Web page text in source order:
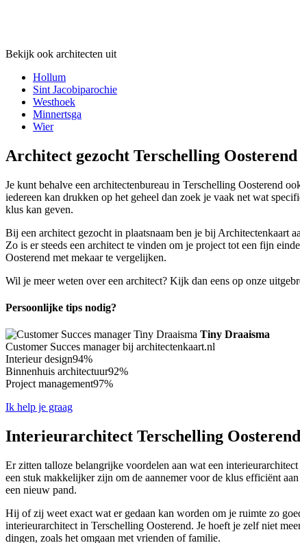
Bekijk ook architecten uit
Hollum
Sint Jacobiparochie
Westhoek
Minnertsga
Wier
Architect gezocht Terschelling
Je kunt behalve een architectenbureau in Terschelling Oosterend
iedereen kan drukken op het geheel dan zoek je vaak net wat
klus kan geven.
Bij een architect gezocht in plaatsnaam ben je bij Architectenkaart
Zo is er steeds een architect te vinden om je project tot een fijn
Oosterend met mekaar te vergelijken.
Wil je meer weten over een architect? Kijk dan eens op onze
Persoonlijke tips nodig?
Tiny Draaisma
Customer Succes manager bij architectenkaart.nl
Interieur design94%
Binnenhuis architectuur92%
Project management97%
Ik help je graag
Interieurarchitect Terschelling
Er zitten talloze belangrijke voordelen aan wat een
een stuk makkelijker zijn om de aannemer voor de klus efficiënt
een nieuw pand.
Hij of zij weet exact wat er gedaan kan worden om je ruimte zo
interieurarchitect in Terschelling Oosterend. Je hoeft je zelf niet
dingen, zoals het omgaan met vrienden of familie.